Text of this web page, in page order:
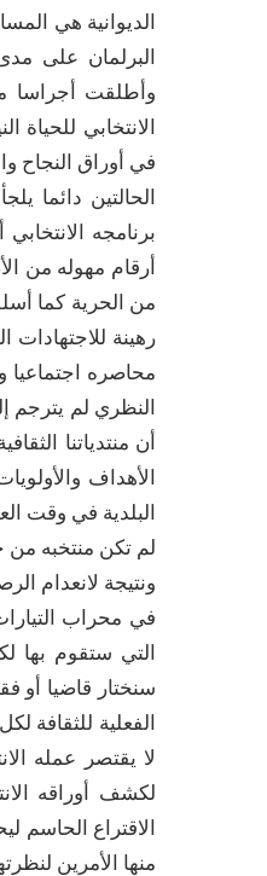
الديوانية هي
البرلمان على
وأطلقت أجراسا
الانتخابي
في أوراق النجاح
الحالتين دائما
برنامجه
أرقام مهوله من
من الحرية كما
رهينة للاجتهادات
محاصره
النظري لم
أن منتدياتنا
الأهداف
البلدية في وقت
لم تكن منتخبه من
ونتيجة لانعدام
في محراب
التي ستقوم بها
سنختار قاضيا أو
الفعلية للثقافة
لا يقتصر عمله
لكشف أوراقه
الاقتراع الحاسم
منها الأمرين